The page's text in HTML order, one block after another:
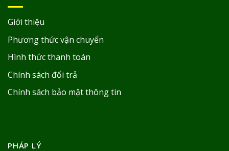
Giới thiệu
Phương thức vận chuyển
Hình thức thanh toán
Chính sách đổi trả
Chính sách bảo mật thông tin
PHÁP LÝ